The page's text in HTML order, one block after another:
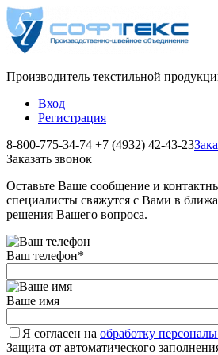
Производитель текстильной
Вход
Регистрация
8-800-775-34-74 +7 (4932) 42-43-23
Заказать звонок
Оставьте Ваше сообщение и
специалисты свяжутся с Вами в
решения Вашего вопроса.
Ваш телефон*
Ваше имя
Я согласен на обработку
Защита от автоматического